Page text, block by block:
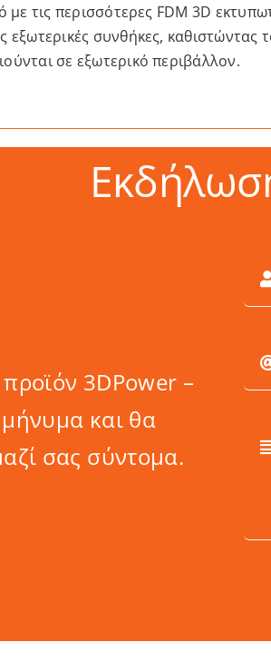
τις περισσότερες FDM 3D
εξωτερικές συνθήκες,
σε εξωτερικό περιβάλλον.
προϊόν 3DPower –
μήνυμα και θα
σας σύντομα.